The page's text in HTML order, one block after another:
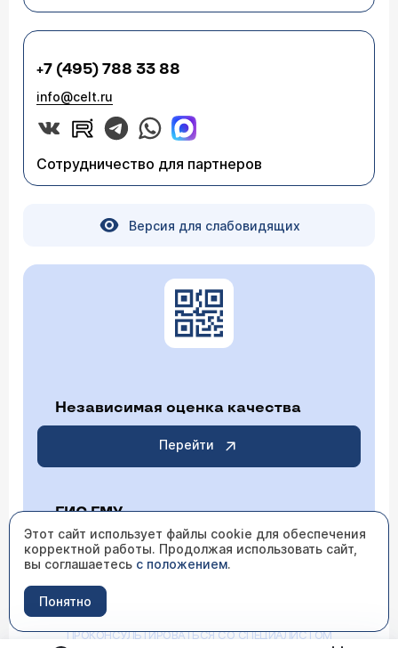
+7 (495) 788 33 88
info@celt.ru
Сотрудничество для партнеров
Версия для слабовидящих
Независимая оценка качества
Перейти
ГИС ГМУ
Перейти
ИМЕЮТСЯ ПРОТИВОПОКАЗАНИЯ НЕОБХОДИМО
ПРОКОНСУЛЬТИРОВАТЬСЯ СО СПЕЦИАЛИСТОМ
Этот сайт использует файлы cookie для обеспечения
корректной работы. Продолжая использовать сайт,
вы соглашаетесь с положением.
Понятно